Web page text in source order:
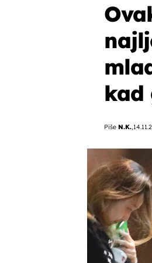
kad
Piše N.K.,